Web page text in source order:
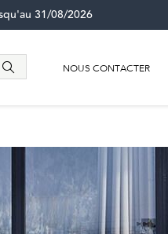
31/08/2026
NOUS CONTACTER